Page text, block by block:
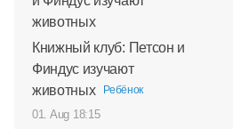
Книжный клуб: Петсон и
Финдус изучают
животных
Ребёнок
01. Aug 18:15